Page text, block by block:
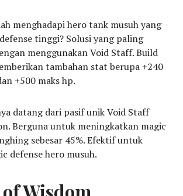
menghadapi hero tank musuh yang
tinggi? Solusi yang paling
menggunakan Void Staff. Build
tambahan stat berupa +240
+500 maks hp.
datang dari pasif unik Void Staff
Berguna untuk meningkatkan magic
sebesar 45%. Efektif untuk
defense hero musuh.